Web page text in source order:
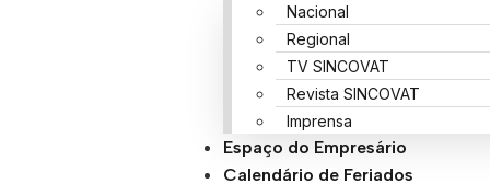
Nacional
Regional
TV SINCOVAT
Revista SINCOVAT
Imprensa
Espaço do Empresário
Calendário de Feriados